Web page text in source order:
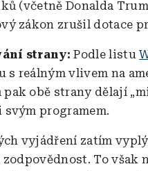
(včetně Donalda
zákon zrušil dotace
strany:Podle listu
s reálným vlivem na
pak obě strany dělají
programem.
vyjádření zatím
To však